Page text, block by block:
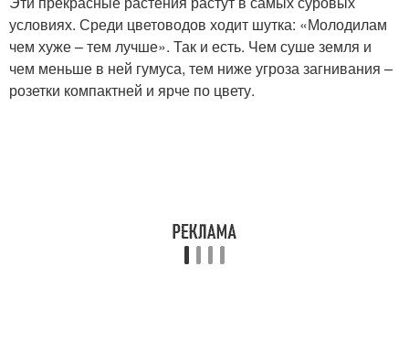
условиях. Среди цветоводов ходит шутка: «Молодилам
чем хуже – тем лучше». Так и есть. Чем суше земля и
чем меньше в ней гумуса, тем ниже угроза загнивания –
розетки компактней и ярче по цвету.